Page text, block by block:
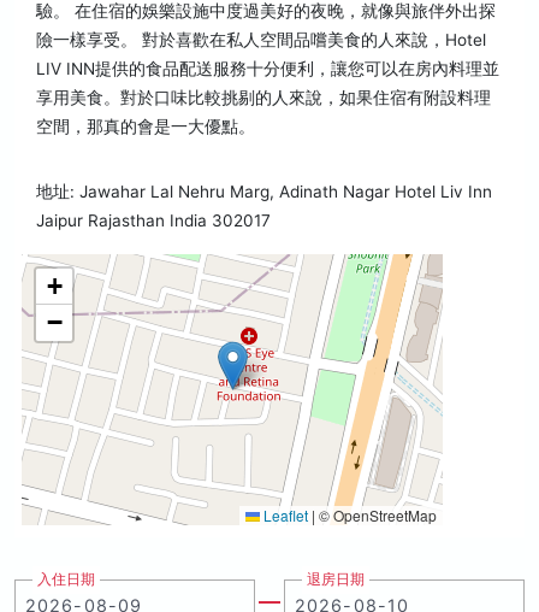
驗。 在住宿的娛樂設施中度過美好的夜晚，就像與旅伴外出探
險一樣享受。 對於喜歡在私人空間品嚐美食的人來說，Hotel
LIV INN提供的食品配送服務十分便利，讓您可以在房內料理並
享用美食。對於口味比較挑剔的人來說，如果住宿有附設料理
空間，那真的會是一大優點。
地址: Jawahar Lal Nehru Marg, Adinath Nagar Hotel Liv Inn
Jaipur Rajasthan India 302017
+
−
Leaflet | © OpenStreetMap
入住日期 退房日期